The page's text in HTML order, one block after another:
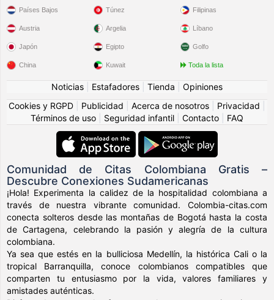
Países Bajos
Austria
Japón
China
Túnez
Argelia
Egipto
Kuwait
Filipinas
Líbano
Golfo
Toda la lista
Noticias Estafadores Tienda
Opiniones
Cookies y RGPD
Publicidad Acerca de nosotros Privacidad
Términos de uso
Seguridad infantil Contacto FAQ
Comunidad de Citas Colombiana Gratis –
Descubre Conexiones Sudamericanas
¡Hola! Experimenta la calidez de la hospitalidad colombiana a
través de nuestra vibrante comunidad. Colombia-citas.com
conecta solteros desde las montañas de Bogotá hasta la costa
de Cartagena, celebrando la pasión y alegría de la cultura
colombiana.
Ya sea que estés en la bulliciosa Medellín, la histórica Cali o la
tropical Barranquilla, conoce colombianos compatibles que
comparten tu entusiasmo por la vida, valores familiares y
amistades auténticas.